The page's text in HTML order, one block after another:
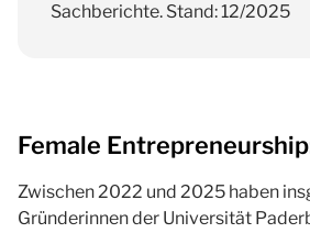
Sachberichte. Stand: 12/2025
Female
Zwischen 2022 und 2025 haben
Gründerinnen der Universität